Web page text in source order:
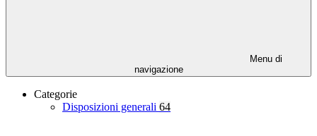
Menu di
navigazione
Categorie
Disposizioni generali 64